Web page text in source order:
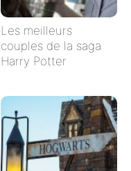
Les meilleurs
couples de la saga
Harry Potter